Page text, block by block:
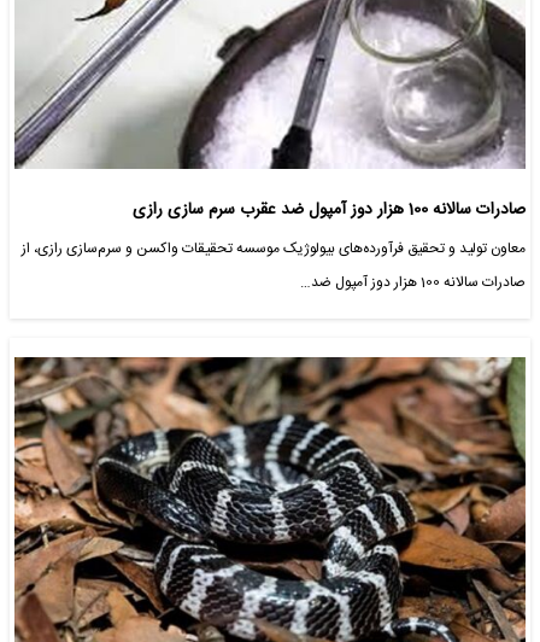
صادرات سالانه 100 هزار دوز آمپول ضد عقرب سرم سازی رازی
معاون تولید و تحقیق فرآورده‌های بیولوژیک موسسه تحقیقات واکسن و سرم‌سازی رازی، از
صادرات سالانه 100 هزار دوز آمپول ضد…